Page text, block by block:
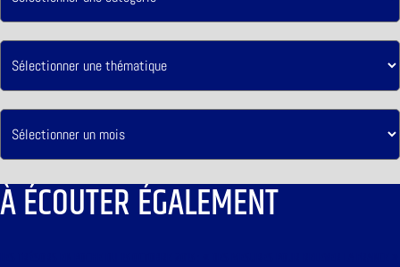
À ÉCOUTER ÉGALEMENT